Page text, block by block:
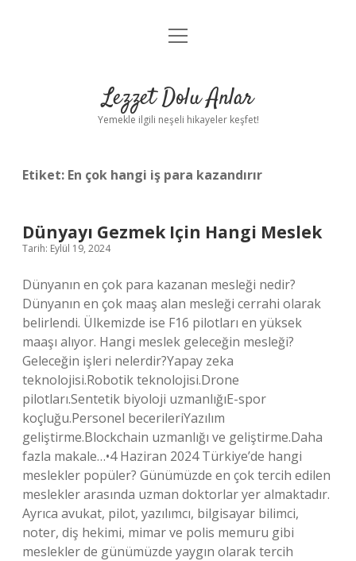
Anasayfa
Yasal Uyarı
menüyü
Lezzet Dolu Anlar
Yemekle ilgili neşeli hikayeler keşfet!
Etiket: En çok hangi iş para kazandırır
Dünyayı Gezmek Için Hangi Meslek
Tarih: Eylül 19, 2024
Dünyanın en çok para kazanan mesleği nedir?
Dünyanın en çok maaş alan mesleği cerrahi olarak
belirlendi. Ülkemizde ise F16 pilotları en yüksek
maaşı alıyor. Hangi meslek geleceğin mesleği?
Geleceğin işleri nelerdir?Yapay zeka
teknolojisi.Robotik teknolojisi.Drone
pilotları.Sentetik biyoloji uzmanlığıE-spor
koçluğu.Personel becerileriYazılım
geliştirme.Blockchain uzmanlığı ve geliştirme.Daha
fazla makale…•4 Haziran 2024 Türkiye’de hangi
meslekler popüler? Günümüzde en çok tercih edilen
meslekler arasında uzman doktorlar yer almaktadır.
Ayrıca avukat, pilot, yazılımcı, bilgisayar bilimci,
noter, diş hekimi, mimar ve polis memuru gibi
meslekler de günümüzde yaygın olarak tercih